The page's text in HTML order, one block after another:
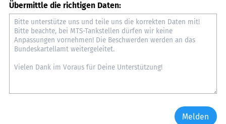
Übermittle die richtigen Daten:
Melden